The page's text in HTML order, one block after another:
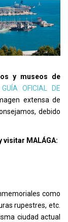
y museos de
GUÍA OFICIAL DE
extensa de
debido
MALÁGA:
como
rupestres, etc.
ciudad actual